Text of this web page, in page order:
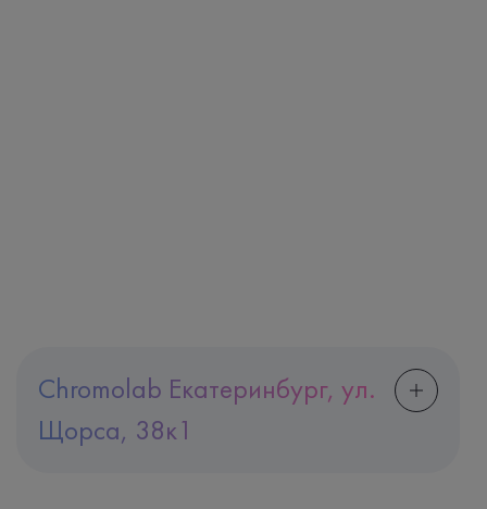
Chromolab Екатеринбург, ул.
Щорса, 38к1